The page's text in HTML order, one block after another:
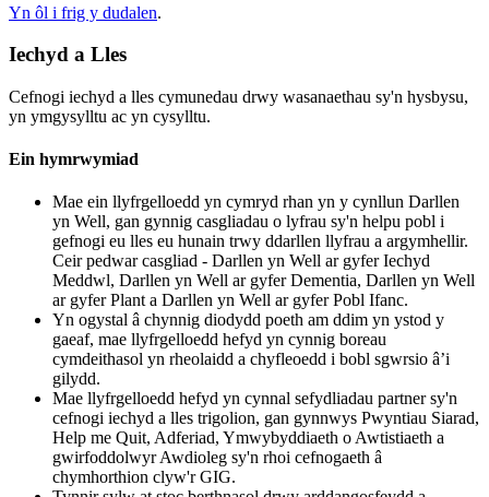
Yn ôl i frig y dudalen.
Iechyd a Lles
Cefnogi iechyd a lles cymunedau drwy wasanaethau sy'n hysbysu,
yn ymgysylltu ac yn cysylltu.
Ein hymrwymiad
Mae ein llyfrgelloedd yn cymryd rhan yn y cynllun Darllen
yn Well, gan gynnig casgliadau o lyfrau sy'n helpu pobl i
gefnogi eu lles eu hunain trwy ddarllen llyfrau a argymhellir.
Ceir pedwar casgliad - Darllen yn Well ar gyfer Iechyd
Meddwl, Darllen yn Well ar gyfer Dementia, Darllen yn Well
ar gyfer Plant a Darllen yn Well ar gyfer Pobl Ifanc.
Yn ogystal â chynnig diodydd poeth am ddim yn ystod y
gaeaf, mae llyfrgelloedd hefyd yn cynnig boreau
cymdeithasol yn rheolaidd a chyfleoedd i bobl sgwrsio â’i
gilydd.
Mae llyfrgelloedd hefyd yn cynnal sefydliadau partner sy'n
cefnogi iechyd a lles trigolion, gan gynnwys Pwyntiau Siarad,
Help me Quit, Adferiad, Ymwybyddiaeth o Awtistiaeth a
gwirfoddolwyr Awdioleg sy'n rhoi cefnogaeth â
chymhorthion clyw'r GIG.